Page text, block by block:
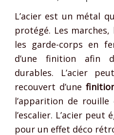
L’acier est un métal
protégé. Les
les garde-corps en
d’une finition afin
durables. L’acier
recouvert d’une
l’apparition de
l’escalier. L’acier
pour un effet déco